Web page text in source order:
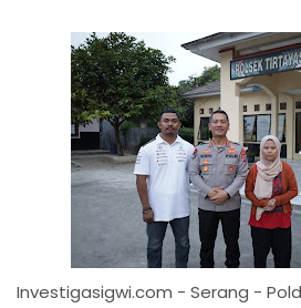
Investigasigwi.com - Serang -